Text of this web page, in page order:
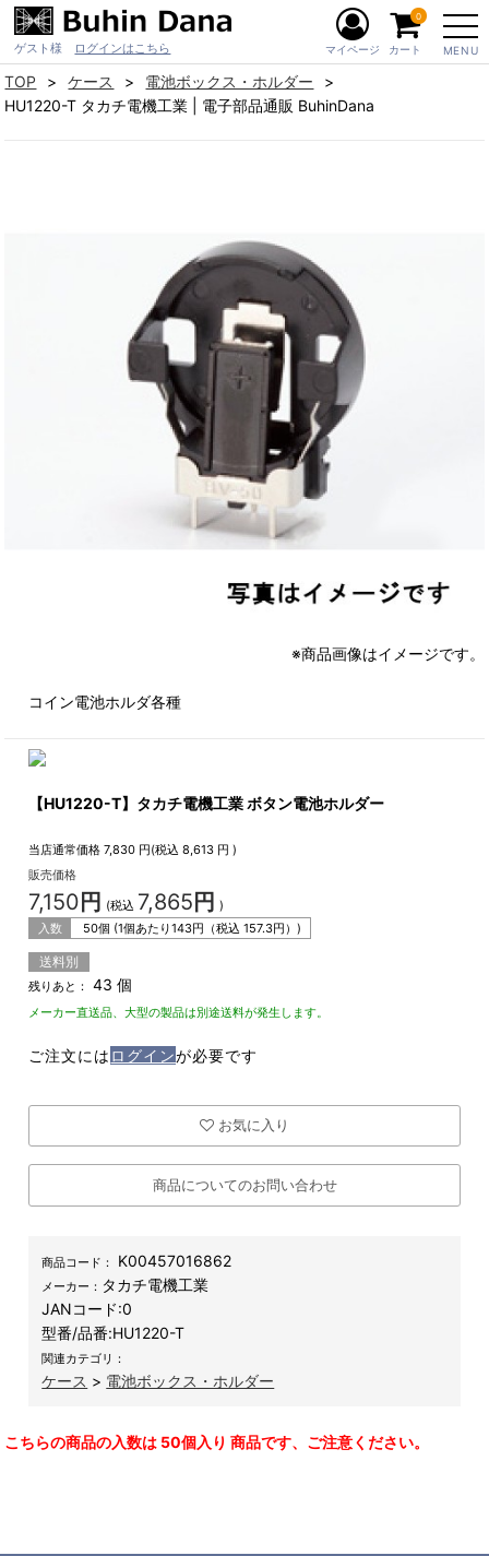
ゲスト様 ログインはこちら MENU
マイページ カート
0
TOP ケース
電池ボックス・ホルダー
HU1220-T タカチ電機工業 | 電子部品通販 BuhinDana
※商品画像はイメージです。
コイン電池ホルダ各種
【HU1220-T】タカチ電機工業 ボタン電池ホルダー
当店通常価格 7,830 円(税込8,613 円 )
販売価格
7,150 円 (税込 7,865 円 )
入数
50個 (1個あたり143円（税込157.3円）)
送料別
残りあと： 43 個
メーカー直送品、大型の製品は別途送料が発生します。
ご注文には ログインが必要です
お気に入り
商品についてのお問い合わせ
商品コード： K00457016862
メーカー： タカチ電機工業
JANコード:0
型番/品番:HU1220-T
関連カテゴリ：
ケース > 電池ボックス・ホルダー
こちらの商品の入数は 50個入り 商品です、ご注意ください。